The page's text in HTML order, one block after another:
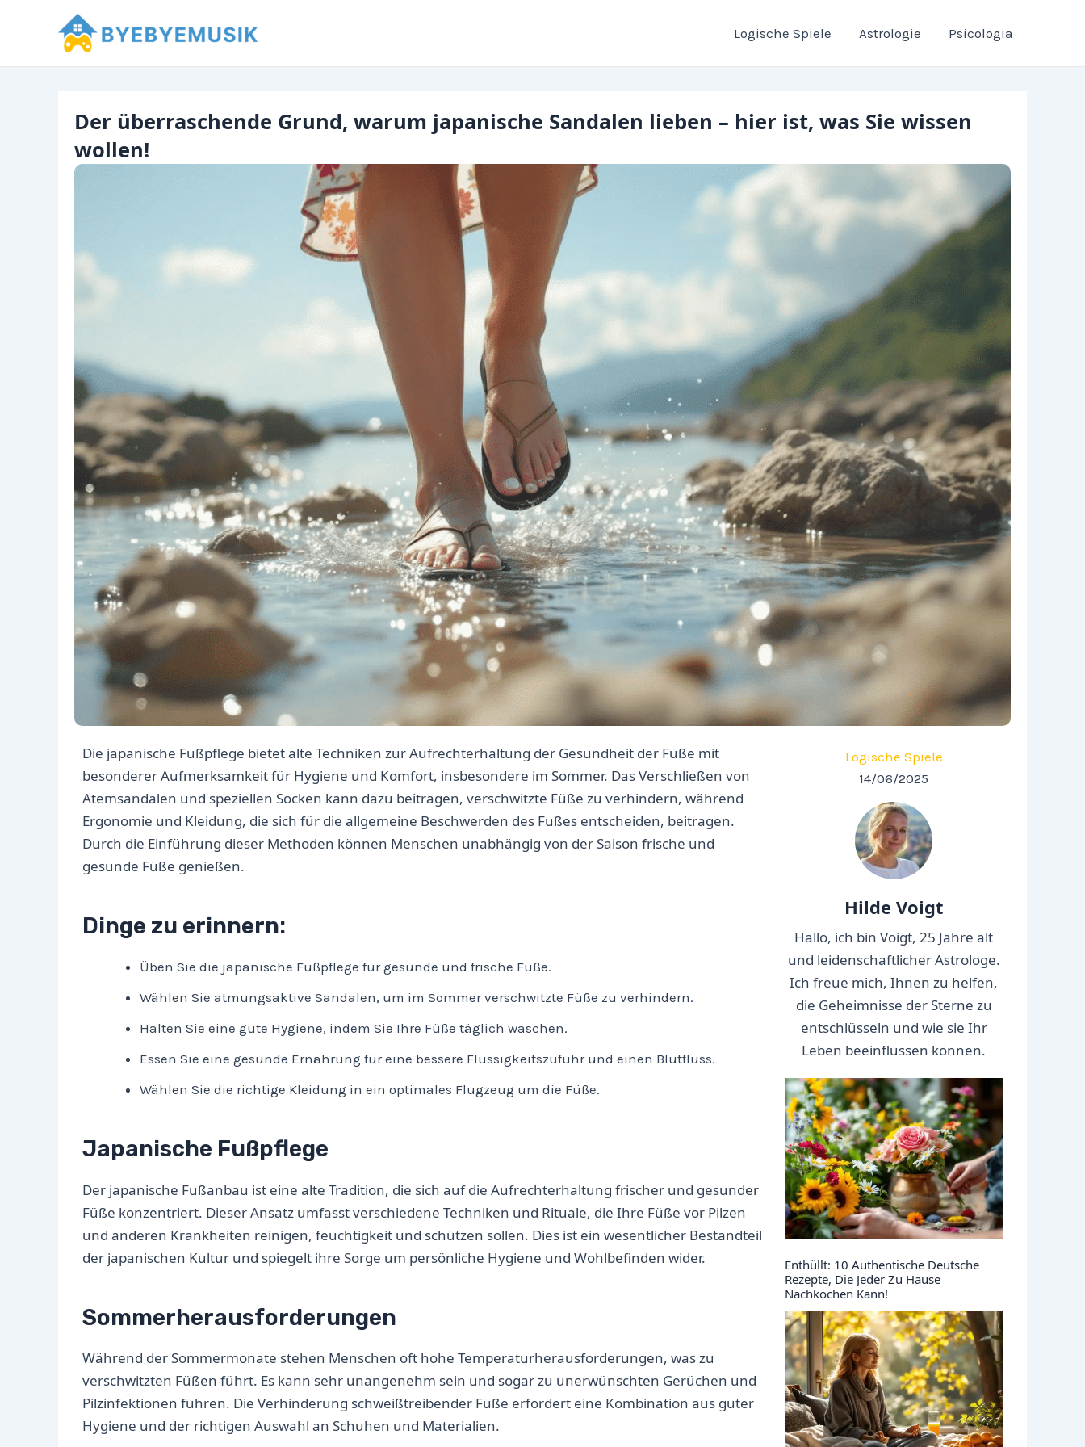
Logische Spiele Astrologie Psicologia
Der überraschende Grund, warum japanische Sandalen lieben – hier ist, was Sie wissen
wollen!
Die japanische Fußpflege bietet alte Techniken zur Aufrechterhaltung der Gesundheit der Füße mit
besonderer Aufmerksamkeit für Hygiene und Komfort, insbesondere im Sommer. Das Verschließen von
Atemsandalen und speziellen Socken kann dazu beitragen, verschwitzte Füße zu verhindern, während
Ergonomie und Kleidung, die sich für die allgemeine Beschwerden des Fußes entscheiden, beitragen.
Durch die Einführung dieser Methoden können Menschen unabhängig von der Saison frische und
gesunde Füße genießen.
Dinge zu erinnern:
Üben Sie die japanische Fußpflege für gesunde und frische Füße.
Wählen Sie atmungsaktive Sandalen, um im Sommer verschwitzte Füße zu verhindern.
Halten Sie eine gute Hygiene, indem Sie Ihre Füße täglich waschen.
Essen Sie eine gesunde Ernährung für eine bessere Flüssigkeitszufuhr und einen Blutfluss.
Wählen Sie die richtige Kleidung in ein optimales Flugzeug um die Füße.
Japanische Fußpflege
Der japanische Fußanbau ist eine alte Tradition, die sich auf die Aufrechterhaltung frischer und gesunder
Füße konzentriert. Dieser Ansatz umfasst verschiedene Techniken und Rituale, die Ihre Füße vor Pilzen
und anderen Krankheiten reinigen, feuchtigkeit und schützen sollen. Dies ist ein wesentlicher Bestandteil
der japanischen Kultur und spiegelt ihre Sorge um persönliche Hygiene und Wohlbefinden wider.
Sommerherausforderungen
Während der Sommermonate stehen Menschen oft hohe Temperaturherausforderungen, was zu
verschwitzten Füßen führt. Es kann sehr unangenehm sein und sogar zu unerwünschten Gerüchen und
Pilzinfektionen führen. Die Verhinderung schweißtreibender Füße erfordert eine Kombination aus guter
Hygiene und der richtigen Auswahl an Schuhen und Materialien.
Logische Spiele
14/06/2025
Hilde Voigt
Hallo, ich bin Voigt, 25 Jahre alt
und leidenschaftlicher Astrologe.
Ich freue mich, Ihnen zu helfen,
die Geheimnisse der Sterne zu
entschlüsseln und wie sie Ihr
Leben beeinflussen können.
Enthüllt: 10 Authentische Deutsche
Rezepte, Die Jeder Zu Hause
Nachkochen Kann!